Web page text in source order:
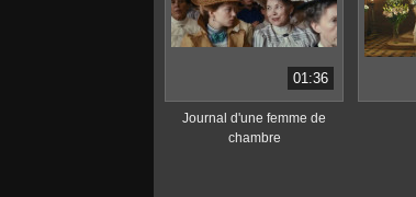
01:36
Journal d'une femme de
chambre